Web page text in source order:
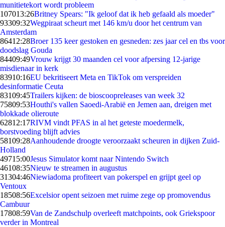
munitietekort wordt probleem
107013:26Britney Spears: "Ik geloof dat ik heb gefaald als moeder"
93309:32Wegpiraat scheurt met 146 km/u door het centrum van
Amsterdam
86412:28Broer 135 keer gestoken en gesneden: zes jaar cel en tbs voor
doodslag Gouda
84409:49Vrouw krijgt 30 maanden cel voor afpersing 12-jarige
misdienaar in kerk
83910:16EU bekritiseert Meta en TikTok om verspreiden
desinformatie Ceuta
83109:45Trailers kijken: de bioscoopreleases van week 32
75809:53Houthi's vallen Saoedi-Arabië en Jemen aan, dreigen met
blokkade olieroute
62812:17RIVM vindt PFAS in al het geteste moedermelk,
borstvoeding blijft advies
58109:28Aanhoudende droogte veroorzaakt scheuren in dijken Zuid-
Holland
49715:00Jesus Simulator komt naar Nintendo Switch
46108:35Nieuw te streamen in augustus
31304:46Niewiadoma profiteert van pokerspel en grijpt geel op
Ventoux
18508:56Excelsior opent seizoen met ruime zege op promovendus
Cambuur
17808:59Van de Zandschulp overleeft matchpoints, ook Griekspoor
verder in Montreal